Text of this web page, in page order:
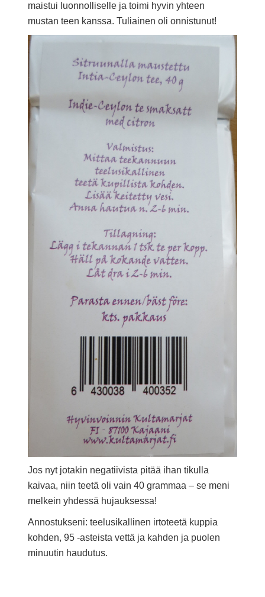
maistui luonnolliselle ja toimi hyvin yhteen
mustan teen kanssa. Tuliainen oli onnistunut!
Jos nyt jotakin negatiivista pitää ihan tikulla
kaivaa, niin teetä oli vain 40 grammaa – se meni
melkein yhdessä hujauksessa!
Annostukseni: teelusikallinen irtoteetä kuppia
kohden, 95 -asteista vettä ja kahden ja puolen
minuutin haudutus.